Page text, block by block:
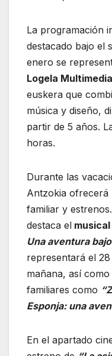
La programación
destacado bajo el
enero se
Logela Multimedia
euskera que
música y diseño,
partir de 5 años.
horas.
Durante las
Antzokia ofrecerá
familiar y
destaca el
Una aventura
representará el
mañana, así
familiares como
Esponja: una
En el apartado